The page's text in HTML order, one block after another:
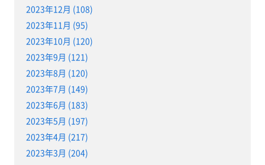
2023年12月 (108)
2023年11月 (95)
2023年10月 (120)
2023年9月 (121)
2023年8月 (120)
2023年7月 (149)
2023年6月 (183)
2023年5月 (197)
2023年4月 (217)
2023年3月 (204)